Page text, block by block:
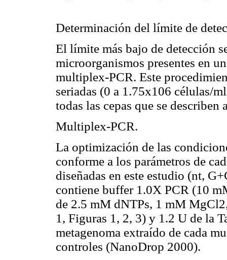
Determinación del límite de
El límite más bajo de detección
microorganismos presentes en
multiplex-PCR. Este
seriadas (0 a 1.75x106 células/
todas las cepas que se describen
Multiplex-PCR.
La optimización de las
conforme a los parámetros de
diseñadas en este estudio (nt,
contiene buffer 1.0X PCR (10
de 2.5 mM dNTPs, 1 mM
1, Figuras 1, 2, 3) y 1.2 U de la
metagenoma extraído de cada
controles (NanoDrop 2000).